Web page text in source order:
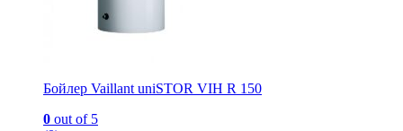
Бойлер Vaillant uniSTOR VIH R 150
0 out of 5